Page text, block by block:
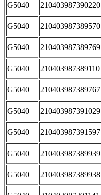
G5040 210403987390220
G5040 210403987389570
G5040 210403987389769
G5040 210403987389110
G5040 210403987389767
G5040 210403987391029
G5040 210403987391597
G5040 210403987389939
G5040 210403987389938